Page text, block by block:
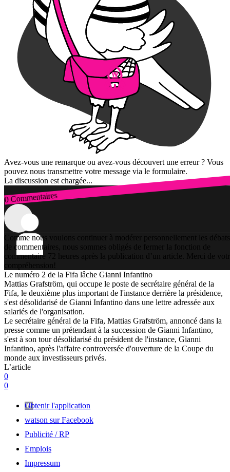
Avez-vous une remarque ou avez-vous découvert une erreur ? Vous
pouvez nous transmettre votre message via le formulaire.
La discussion est chargée...
0 Commentaires
Connexion
Comme nous voulons continuer à modérer personnellement les débats
de commentaires, nous sommes obligés de fermer la fonction de
commentaire 72 heures après la publication d’un article. Merci de
compréhension!
Le numéro 2 de la Fifa lâche Gianni Infantino
Mattias Grafström, qui occupe le poste de secrétaire général de la
Fifa, le deuxième plus important de l'instance derrière la présidence,
s'est désolidarisé de Gianni Infantino dans une lettre adressée aux
salariés de l'organisation.
Le secrétaire général de la Fifa, Mattias Grafström, annoncé dans la
presse comme un prétendant à la succession de Gianni Infantino,
s'est à son tour désolidarisé du président de l'instance, Gianni
Infantino, après l'affaire controversée d'ouverture de la Coupe du
monde aux investisseurs privés.
L’article
0
0
Obtenir l'application
watson sur Facebook
Publicité / RP
Emplois
Impressum